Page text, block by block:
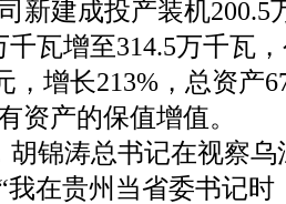
新建成投产装机200.5
千瓦增至314.5万千瓦
，增长213%，总资产
资产的保值增值。
胡锦涛总书记在视察
我在贵州当省委书记